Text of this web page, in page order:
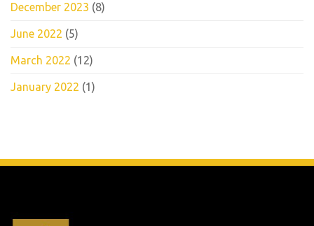
December 2023 (8)
June 2022 (5)
March 2022 (12)
January 2022 (1)